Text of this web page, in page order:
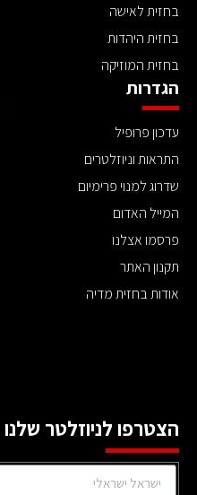
בחזית לאישה
בחזית היהדות
בחזית המוזיקה
הגדרות
עדכון פרופיל
התראות וניוזלטרים
שדרוג למנוי פרימיום
המייל האדום
פרסמו אצלנו
תקנון האתר
אודות בחזית מדיה
הצטרפו לניוזלטר שלנו